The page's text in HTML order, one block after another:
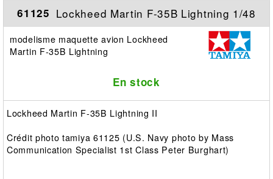
61125 Lockheed Martin F-35B Lightning 1/48
modelisme maquette avion Lockheed
Martin F-35B Lightning
En stock
Lockheed Martin F-35B Lightning II
Crédit photo tamiya 61125 (U.S. Navy photo by Mass
Communication Specialist 1st Class Peter Burghart)